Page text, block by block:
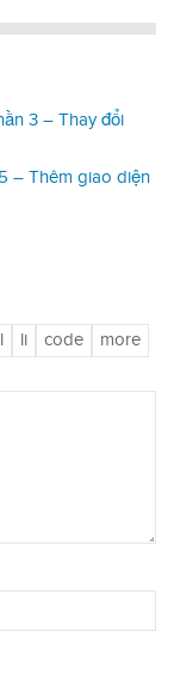
3 – Thay đổi
– Thêm giao diện